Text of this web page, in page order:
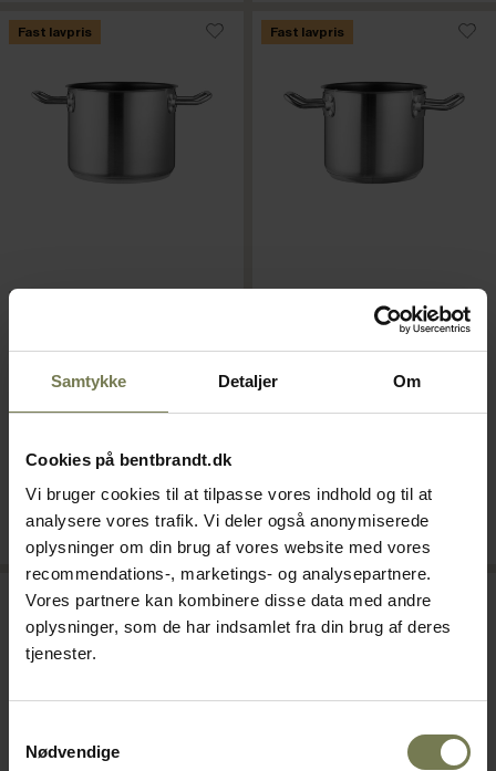
Samtykke Detaljer Om
Cookies på bentbrandt.dk
Vi bruger cookies til at tilpasse vores indhold og til at
analysere vores trafik. Vi deler også anonymiserede
oplysninger om din brug af vores website med vores
recommendations-, marketings- og analysepartnere.
Vores partnere kan kombinere disse data med andre
oplysninger, som de har indsamlet fra din brug af deres
tjenester.
Nødvendige
Fast lavpris
Destino gryde, høj, 5 ltr.,
cm
Varenr: 40371305
Din pris (ekskl. moms)
På lager
Læg i kurv
Fast lavpris
rustfrit stål/non-stick, ø16 cm
Varenr: 40371303
Din pris (ekskl. moms)
På lager
Læg i kurv
Fast lavpris Fast lavpris